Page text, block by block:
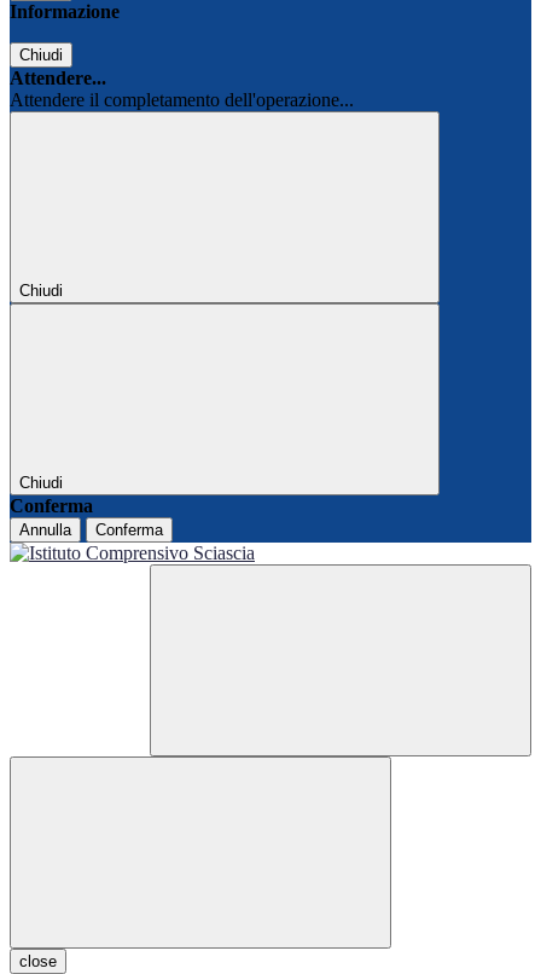
Informazione
Chiudi
Attendere...
Attendere il completamento dell'operazione...
Chiudi
Chiudi
Conferma
Annulla Conferma
close